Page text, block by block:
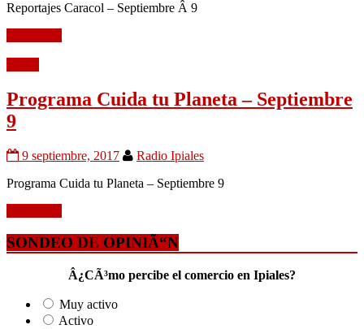
Reportajes Caracol – Septiembre Â 9
Programa Cuida tu Planeta – Septiembre
9
9 septiembre, 2017
Radio Ipiales
Programa Cuida tu Planeta – Septiembre 9
SONDEO DE OPINIÃ“N
Â¿CÃ³mo percibe el comercio en Ipiales?
Muy activo
Activo